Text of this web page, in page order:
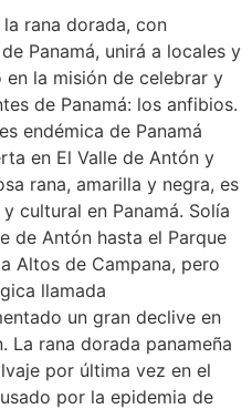
rana dorada, con
Panamá, unirá a locales y
la misión de celebrar y
de Panamá: los anfibios.
endémica de Panamá
en El Valle de Antón y
rana, amarilla y negra, es
cultural en Panamá. Solía
de Antón hasta el Parque
Altos de Campana, pero
llamada
un gran declive en
La rana dorada panameña
por última vez en el
por la epidemia de